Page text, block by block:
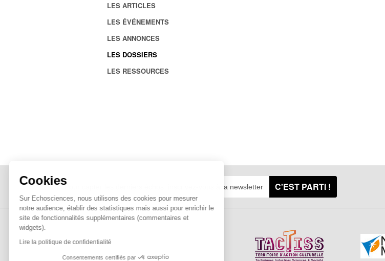
Cookies
Sur Echosciences, nous utilisons des cookies pour mesurer
notre audience, établir des statistiques mais aussi pour enrichir le
site de fonctionnalités supplémentaires (commentaires et
widgets).
Lire la politique de confidentialité
Consentements certifiés par
LES ARTICLES
LES ÉVÉNEMENTS
LES ANNONCES
LES DOSSIERS
LES RESSOURCES
C'EST PARTI !